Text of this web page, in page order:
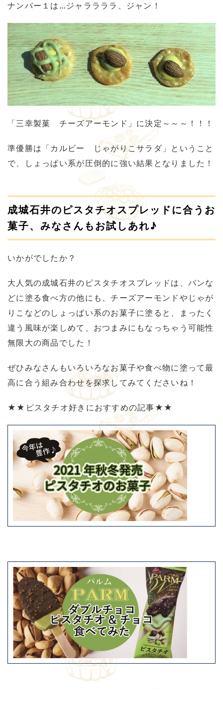
ナンバー１は…ジャララララ、ジャン！
「三幸製菓 チーズアーモンド」に決定～～～！！！
準優勝は「カルビー じゃがりこサラダ」ということ
で、しょっぱい系が圧倒的に強い結果となりました！
成城石井のピスタチオスプレッドに合うお
菓子、みなさんもお試しあれ♪
いかがでしたか？
大人気の成城石井のピスタチオスプレッドは、パンな
どに塗る食べ方の他にも、チーズアーモンドやじゃが
りこなどのしょっぱい系のお菓子に塗ると、まったく
違う風味が楽しめて、おつまみにもなっちゃう可能性
無限大の商品でした！
ぜひみなさんもいろいろなお菓子や食べ物に塗って最
高に合う組み合わせを探求してみてくださいね！
★★ピスタチオ好きにおすすめの記事★★